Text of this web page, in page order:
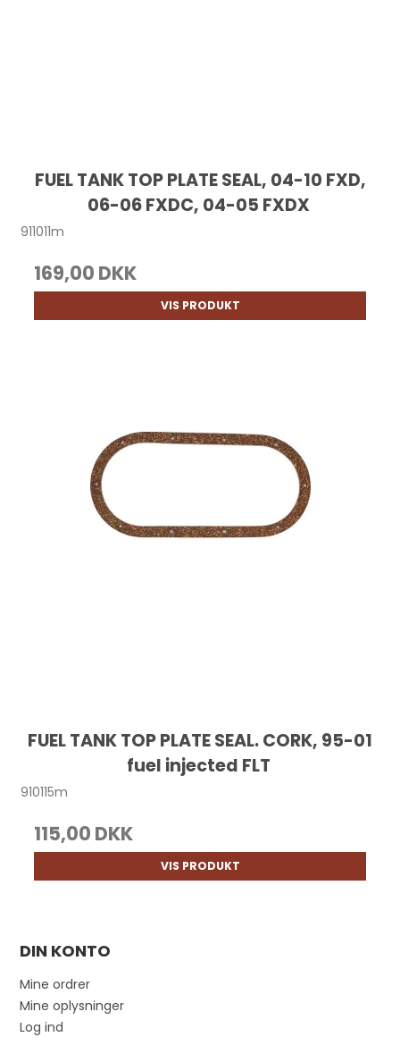
FUEL TANK TOP PLATE SEAL, 04-10 FXD,
06-06 FXDC, 04-05 FXDX
911011m
169,00 DKK
VIS PRODUKT
FUEL TANK TOP PLATE SEAL. CORK, 95-01
fuel injected FLT
910115m
115,00 DKK
VIS PRODUKT
DIN KONTO
Mine ordrer
Mine oplysninger
Log ind